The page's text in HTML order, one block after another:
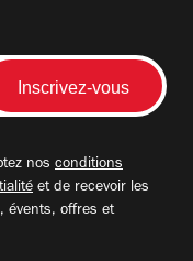
nos conditions
et de recevoir les
évents, offres et